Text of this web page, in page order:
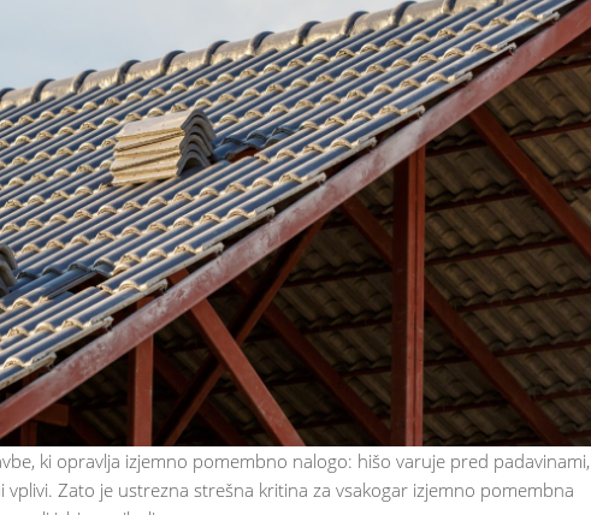
ki opravlja izjemno pomembno nalogo: hišo varuje pred padavinami,
Zato je ustrezna strešna kritina za vsakogar izjemno pomembna